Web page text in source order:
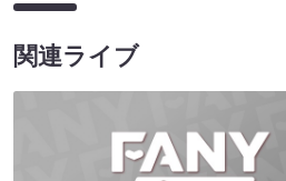
関連ライブ